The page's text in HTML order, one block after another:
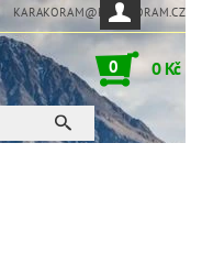
KARAKORAM@KARAKORAM.CZ
0 0 Kč